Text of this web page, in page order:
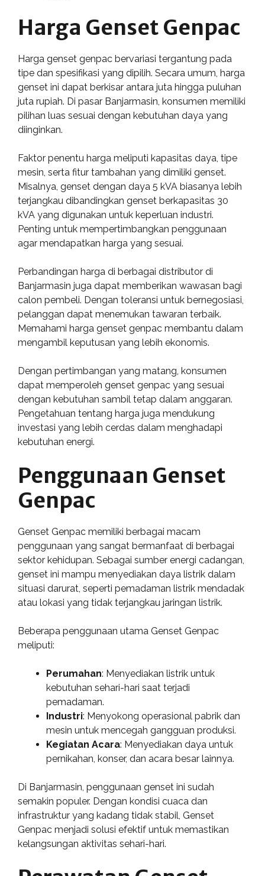
Harga Genset Genpac
Harga genset genpac bervariasi tergantung pada
tipe dan spesifikasi yang dipilih. Secara umum, harga
genset ini dapat berkisar antara juta hingga puluhan
juta rupiah. Di pasar Banjarmasin, konsumen memiliki
pilihan luas sesuai dengan kebutuhan daya yang
diinginkan.
Faktor penentu harga meliputi kapasitas daya, tipe
mesin, serta fitur tambahan yang dimiliki genset.
Misalnya, genset dengan daya 5 kVA biasanya lebih
terjangkau dibandingkan genset berkapasitas 30
kVA yang digunakan untuk keperluan industri.
Penting untuk mempertimbangkan penggunaan
agar mendapatkan harga yang sesuai.
Perbandingan harga di berbagai distributor di
Banjarmasin juga dapat memberikan wawasan bagi
calon pembeli. Dengan toleransi untuk bernegosiasi,
pelanggan dapat menemukan tawaran terbaik.
Memahami harga genset genpac membantu dalam
mengambil keputusan yang lebih ekonomis.
Dengan pertimbangan yang matang, konsumen
dapat memperoleh genset genpac yang sesuai
dengan kebutuhan sambil tetap dalam anggaran.
Pengetahuan tentang harga juga mendukung
investasi yang lebih cerdas dalam menghadapi
kebutuhan energi.
Penggunaan Genset
Genpac
Genset Genpac memiliki berbagai macam
penggunaan yang sangat bermanfaat di berbagai
sektor kehidupan. Sebagai sumber energi cadangan,
genset ini mampu menyediakan daya listrik dalam
situasi darurat, seperti pemadaman listrik mendadak
atau lokasi yang tidak terjangkau jaringan listrik.
Beberapa penggunaan utama Genset Genpac
meliputi:
Perumahan: Menyediakan listrik untuk
kebutuhan sehari-hari saat terjadi
pemadaman.
Industri: Menyokong operasional pabrik dan
mesin untuk mencegah gangguan produksi.
Kegiatan Acara: Menyediakan daya untuk
pernikahan, konser, dan acara besar lainnya.
Di Banjarmasin, penggunaan genset ini sudah
semakin populer. Dengan kondisi cuaca dan
infrastruktur yang kadang tidak stabil, Genset
Genpac menjadi solusi efektif untuk memastikan
kelangsungan aktivitas sehari-hari.